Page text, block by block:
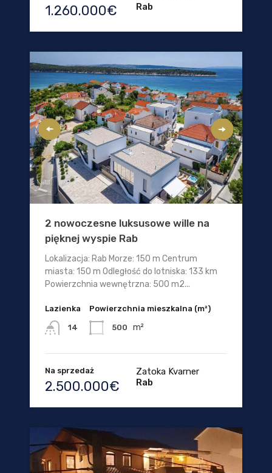
1.260.000€
Rab
2 nowoczesne luksusowe wille na
pięknej wyspie Rab
Lokalizacja: Rab Morze: 150 m Centrum
miasta: 150 m Odległość do lotniska: 133 km
Powierzchnia wewnętrzna: 500 m2...
Lazienka
14
Powierzchnia mieszkalna (m²)
500 m²
Na sprzedaż
2.500.000€
Zatoka Kvarner
Rab